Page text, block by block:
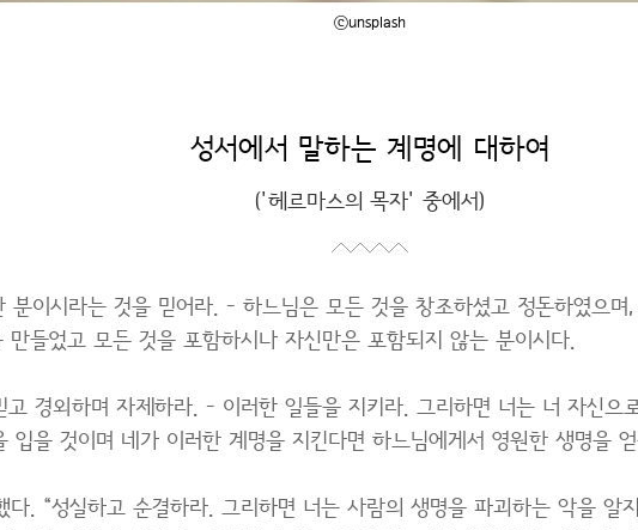
ⓒunsplash
성서에서 말하는 계명에 대하여
('헤르마스의 목자' 중에서)
분이시라는 것을 믿어라. - 하느님은 모든 것을 창조하셨고 정돈하였으
만들었고 모든 것을 포함하시나 자신만은 포함되지 않는 분이시다.
고 경외하며 자제하라. - 이러한 일들을 지키라. 그리하면 너는 너 자신으
입을 것이며 네가 이러한 계명을 지킨다면 하느님에게서 영원한 생명을
다. “성실하고 순결하라. 그리하면 너는 사람의 생명을 파괴하는 악을 알